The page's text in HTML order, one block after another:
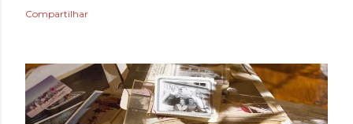
Compartilhar